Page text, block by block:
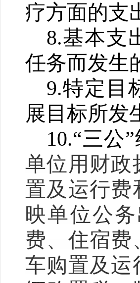
疗方面的支
8.基本支
任务而发生
9.特定目
展目标所发
10.“三公”
单位用财政
置及运行费
映单位公
费、住宿费
车购置及运